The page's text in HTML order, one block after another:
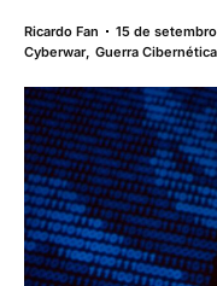
Ricardo Fan
15 de
Cyberwar,Guerra